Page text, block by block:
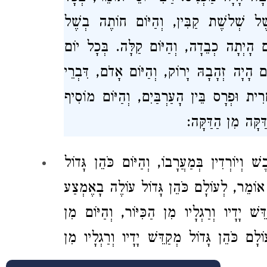
שְׁלשֶׁת קַבִּין, וְהַיּוֹם חוֹתֶה בְשֶׁל
הָיְתָה כְבֵדָה, וְהַיּוֹם קַלָּה. בְּכָל יוֹם
הָיָה זְהָבָהּ יָרוֹק, וְהַיּוֹם אָדֹם, דִּבְרֵי
וּפְרָס בֵּין הָעַרְבַּיִם, וְהַיּוֹם מוֹסִיף
מִן הַדַּקָּה:
בְּמַעֲרָבוֹ, וְהַיּוֹם כֹּהֵן גָּדוֹל
אוֹמֵר, לְעוֹלָם כֹּהֵן גָּדוֹל עוֹלֶה בָאֶמְצַע
יָדָיו וְרַגְלָיו מִן הַכִּיּוֹר, וְהַיּוֹם מִן
כֹּהֵן גָּדוֹל מְקַדֵּשׁ יָדָיו וְרַגְלָיו מִן